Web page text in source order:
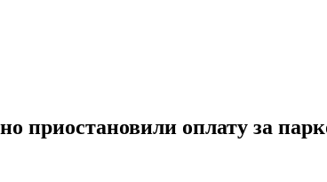
приостановили оплату за